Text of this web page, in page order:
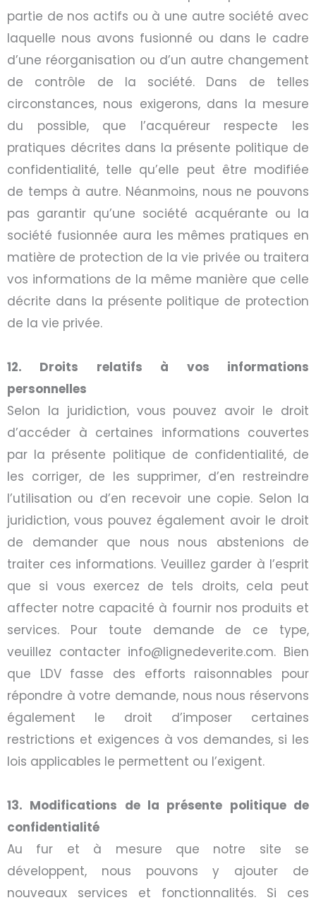
partie de nos actifs ou à une autre société avec
laquelle nous avons fusionné ou dans le cadre
d’une réorganisation ou d’un autre changement
de contrôle de la société. Dans de telles
circonstances, nous exigerons, dans la mesure
du possible, que l’acquéreur respecte les
pratiques décrites dans la présente politique de
confidentialité, telle qu’elle peut être modifiée
de temps à autre. Néanmoins, nous ne pouvons
pas garantir qu’une société acquérante ou la
société fusionnée aura les mêmes pratiques en
matière de protection de la vie privée ou traitera
vos informations de la même manière que celle
décrite dans la présente politique de protection
de la vie privée.
12. Droits relatifs à vos informations
personnelles
Selon la juridiction, vous pouvez avoir le droit
d’accéder à certaines informations couvertes
par la présente politique de confidentialité, de
les corriger, de les supprimer, d’en restreindre
l’utilisation ou d’en recevoir une copie. Selon la
juridiction, vous pouvez également avoir le droit
de demander que nous nous abstenions de
traiter ces informations. Veuillez garder à l’esprit
que si vous exercez de tels droits, cela peut
affecter notre capacité à fournir nos produits et
services. Pour toute demande de ce type,
veuillez contacter info@lignedeverite.com. Bien
que LDV fasse des efforts raisonnables pour
répondre à votre demande, nous nous réservons
également le droit d’imposer certaines
restrictions et exigences à vos demandes, si les
lois applicables le permettent ou l’exigent.
13. Modifications de la présente politique de
confidentialité
Au fur et à mesure que notre site se
développent, nous pouvons y ajouter de
nouveaux services et fonctionnalités. Si ces